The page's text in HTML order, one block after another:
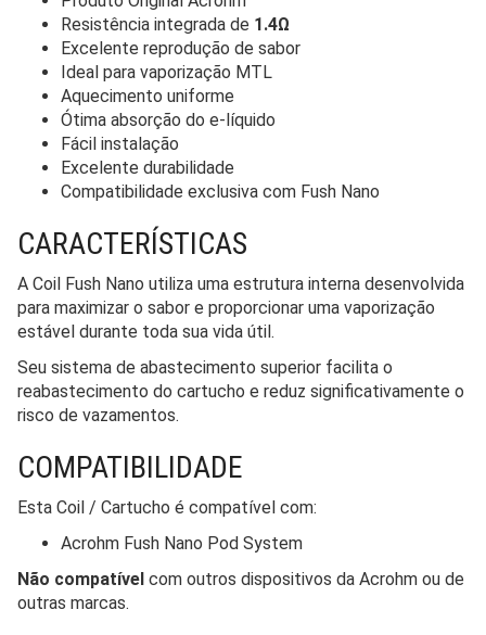
Resistência integrada de 1.4Ω
Excelente reprodução de sabor
Ideal para vaporização MTL
Aquecimento uniforme
Ótima absorção do e-líquido
Fácil instalação
Excelente durabilidade
Compatibilidade exclusiva com Fush Nano
CARACTERÍSTICAS
A Coil Fush Nano utiliza uma estrutura interna desenvolvida
para maximizar o sabor e proporcionar uma vaporização
estável durante toda sua vida útil.
Seu sistema de abastecimento superior facilita o
reabastecimento do cartucho e reduz significativamente o
risco de vazamentos.
COMPATIBILIDADE
Esta Coil / Cartucho é compatível com:
Acrohm Fush Nano Pod System
Não compatível com outros dispositivos da Acrohm ou de
outras marcas.